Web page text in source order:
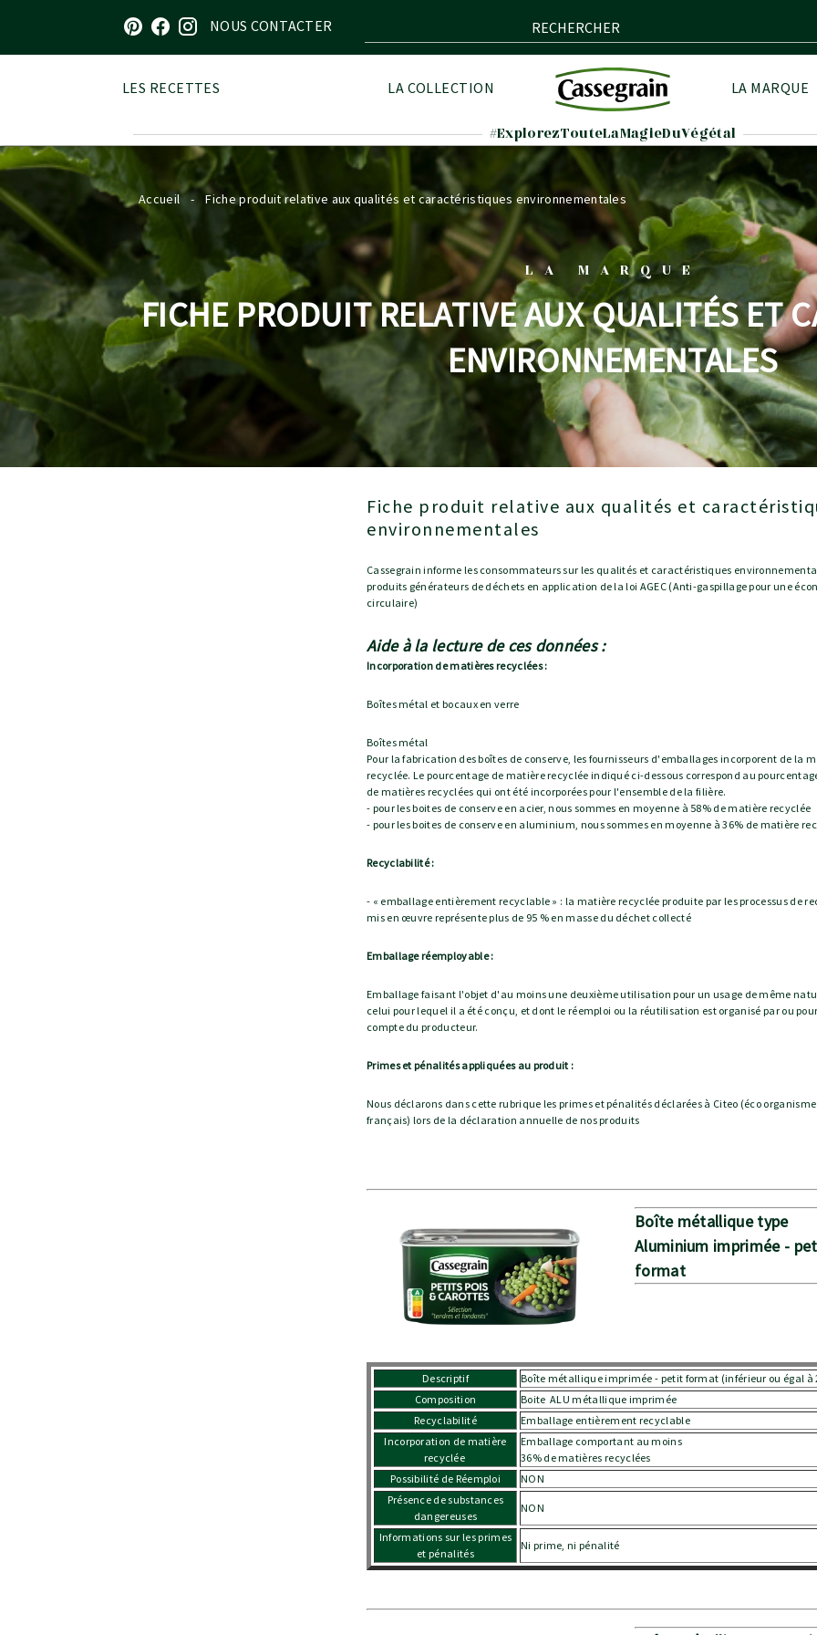
Visitez notre page sur Pinterest
Visitez notre page sur Facebook
Visitez notre page sur Instagram
NOUS CONTACTER RECHERCHER
LES RECETTES LA COLLECTION LA MARQUE
#ExplorezTouteLaMagieDuVégétal
Accueil - Fiche produit relative aux qualités et caractéristiques environnementales
LA MARQUE
FICHE PRODUIT RELATIVE AUX QUALITÉS ET
ENVIRONNEMENTALES
Fiche produit relative aux qualités et caractéristiques
environnementales
Cassegrain informe les consommateurs sur les qualités et caractéristiques
produits générateurs de déchets en application de la loi AGEC (Anti-gaspillage pour une
circulaire)
Aide à la lecture de ces données :
Incorporation de matières recyclées :
Boîtes métal et bocaux en verre
Boîtes métal
Pour la fabrication des boîtes de conserve, les fournisseurs d'emballages incorporent de la
recyclée. Le pourcentage de matière recyclée indiqué ci-dessous correspond au
de matières recyclées qui ont été incorporées pour l'ensemble de la filière.
- pour les boites de conserve en acier, nous sommes en moyenne à 58% de matière recyclée
- pour les boites de conserve en aluminium, nous sommes en moyenne à 36% de matière
Recyclabilité :
- « emballage entièrement recyclable » : la matière recyclée produite par les processus de
mis en œuvre représente plus de 95 % en masse du déchet collecté
Emballage réemployable :
Emballage faisant l'objet d'au moins une deuxième utilisation pour un usage de même
celui pour lequel il a été conçu, et dont le réemploi ou la réutilisation est organisé par ou
compte du producteur.
Primes et pénalités appliquées au produit :
Nous déclarons dans cette rubrique les primes et pénalités déclarées à Citeo (éco organisme
français) lors de la déclaration annuelle de nos produits
Boîte métallique type
Aluminium imprimée -
format
Descriptif
Boîte métallique imprimée - petit format (inférieur ou égal à
Composition
Boite ALU métallique imprimée
Recyclabilité
Emballage entièrement recyclable
Incorporation de matière
recyclée
Emballage comportant au moins
36% de matières recyclées
Possibilité de Réemploi
NON
Présence de substances
dangereuses
NON
Informations sur les primes
et pénalités
Ni prime, ni pénalité